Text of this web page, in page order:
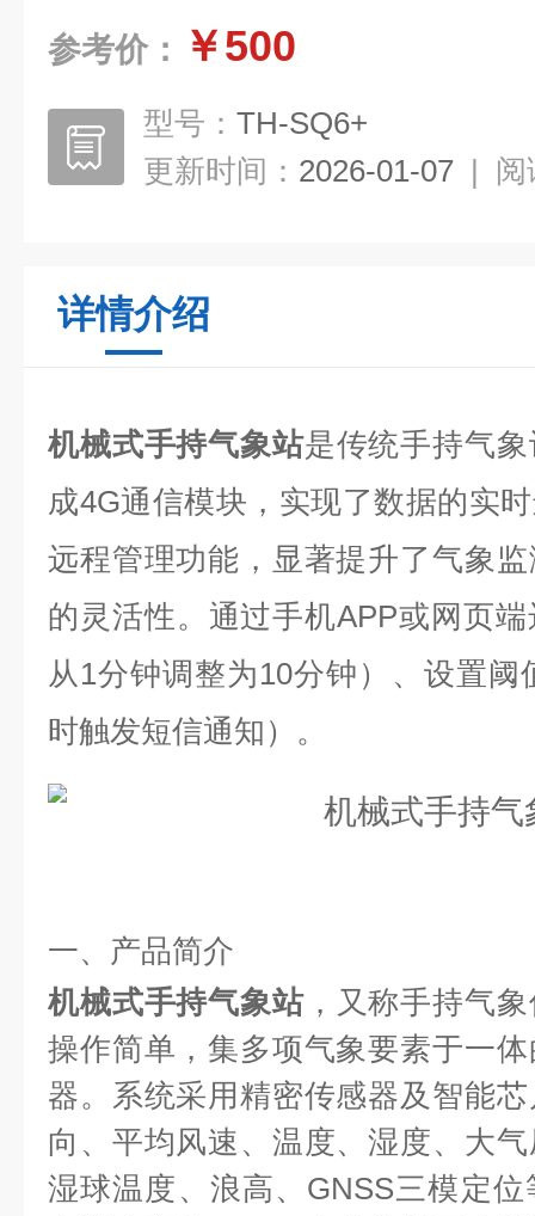
参考价： ￥500
型号： TH-SQ6+
更新时间： 2026-01-07 | 阅
详情介绍
机械式手持气象站是传统手持气
成4G通信模块，实现了数据的实
远程管理功能，显著提升了气象
的灵活性。通过手机APP或网页
从1分钟调整为10分钟）、设置阈
时触发短信通知）。
一、产品简介
机械式手持气象站，又称手持气
操作简单，集多项气象要素于一
器。系统采用精密传感器及智能
向、平均风速、温度、湿度、大
湿球温度 、 浪高、GNSS三模定